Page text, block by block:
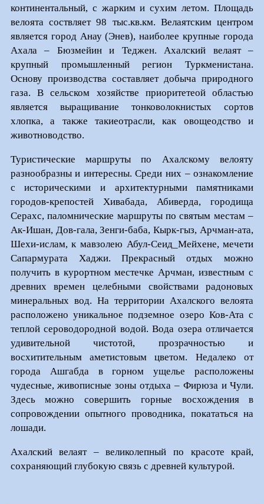
континентальный, с жарким и сухим летом. Площадь
велоята соствляет 98 тыс.кв.км. Велаятским центром
является город Анау (Энев), наиболее крупные города
Ахала – Бюзмейин и Теджен. Ахалский велаят –
крупный промышленный регион Туркменистана.
Основу производства составляет добыча природного
газа. В сельском хозяйстве приоритетеой областью
является выращивание тонковолокнистых сортов
хлопка, а также такиеотрасли, как овощеодство и
животноводство.
Туристические маршруты по Ахалскому велояту
разнообразны и интересны. Среди них – ознакомление
с историческими и архитектурными памятниками
городов-крепостей Хивабада, Абиверда, городища
Серахс, паломнические маршруты по святым местам –
Ак-Ишан, Дов-гала, Зенги-баба, Кырк-гыз, Арчман-ата,
Шехи-ислам, к мавзолею Абул-Сеид_Мейхене, мечети
Сапармурата Хаджи. Прекрасный отдых можно
получить в курортном местечке Арчман, известным с
древних времен целебными свойствами радоновых
минеральных вод. На территории Ахалского велоята
расположено уникальное подземное озеро Ков-Ата с
теплой сероводородной водой. Вода озера отличается
удивительной чистотой, прозрачностью и
восхитительным аметистовым цветом. Недалеко от
города Ашгабда в горном ущелье расположены
чудесные, живописные зоны отдыха – Фирюза и Чули.
Здесь можно совершить горные восхождения в
сопровождении опытного проводника, покататься на
лошади.
Ахалский велаят – великолепный по красоте край,
сохраняющий глубокую связь с древней культурой.